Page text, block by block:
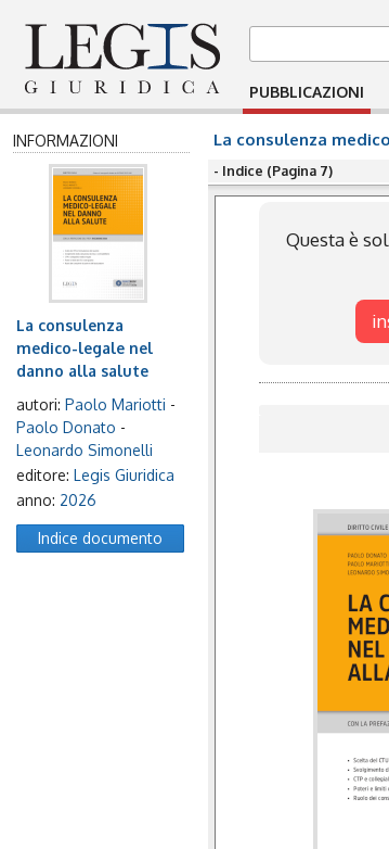
PUBBLICAZIONI
INFORMAZIONI
La consulenza
medico-legale nel
danno alla salute
autori: Paolo Mariotti -
Paolo Donato -
Leonardo Simonelli
editore: Legis Giuridica
anno: 2026
Indice documento
La consulenza
- Indice (Pagina 7)
Questa è